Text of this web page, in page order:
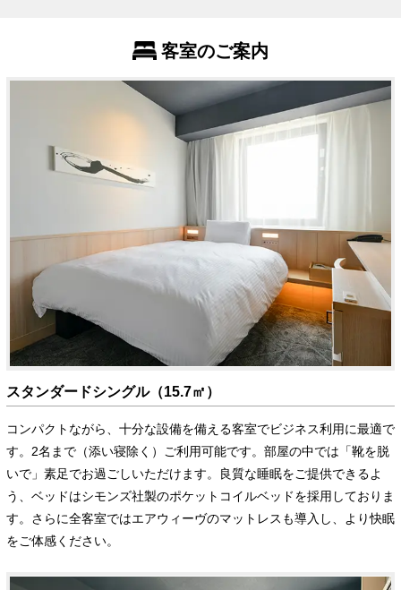
客室のご案内
スタンダードシングル（15.7㎡）
コンパクトながら、十分な設備を備える客室でビジネス利用に最適で
す。2名まで（添い寝除く）ご利用可能です。部屋の中では「靴を脱
いで」素足でお過ごしいただけます。良質な睡眠をご提供できるよ
う、ベッドはシモンズ社製のポケットコイルベッドを採用しておりま
す。さらに全客室ではエアウィーヴのマットレスも導入し、より快眠
をご体感ください。